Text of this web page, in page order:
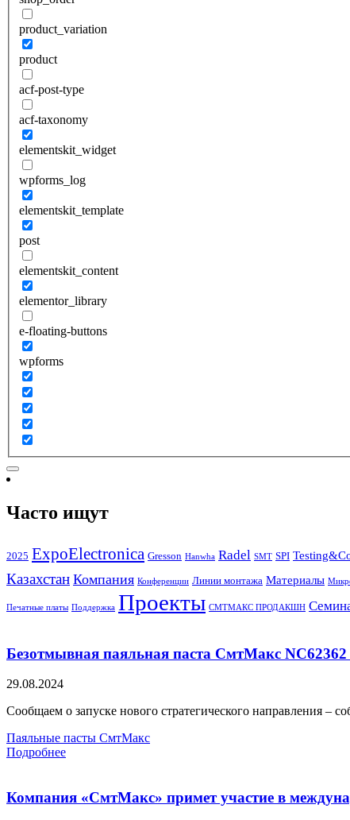
product_variation
product
acf-post-type
acf-taxonomy
elementskit_widget
wpforms_log
elementskit_template
post
elementskit_content
elementor_library
e-floating-buttons
wpforms
Часто ищут
2025 ExpoElectronica Gresson Hanwha Radel SMT SPI
Казахстан Компания Конференции Линии монтажа Материалы
Печатные платы Поддержка Проекты СМТМАКС ПРОДАКШН
Безотмывная паяльная паста СмтМакс
29.08.2024
Сообщаем о запуске нового стратегического направления –
Паяльные пасты СмтМакс
Подробнее
Компания «СмтМакс» примет участие в